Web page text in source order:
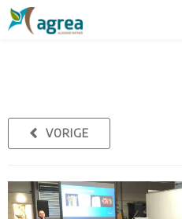
VORIGE